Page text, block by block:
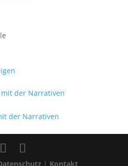
der Narrativen
der Narrativen
| Kontakt